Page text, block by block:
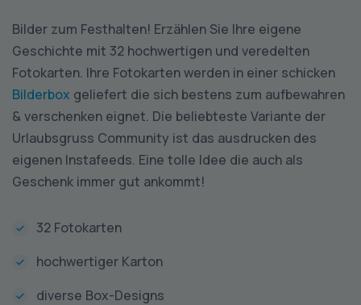
Bilder zum Festhalten! Erzählen Sie Ihre eigene
Geschichte mit 32 hochwertigen und veredelten
Fotokarten. Ihre Fotokarten werden in einer schicken
Bilderbox geliefert die sich bestens zum aufbewahren
& verschenken eignet. Die beliebteste Variante der
Urlaubsgruss Community ist das ausdrucken des
eigenen Instafeeds. Eine tolle Idee die auch als
Geschenk immer gut ankommt!
32 Fotokarten
hochwertiger Karton
diverse Box-Designs